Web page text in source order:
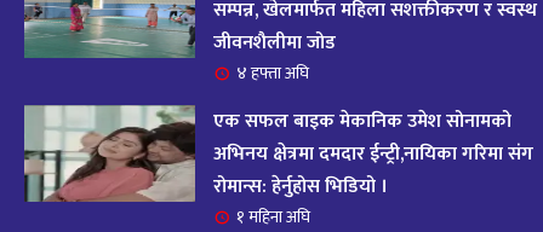
१६ आजको राशिफल – २०८२ साल भाद्र १० गते, मंगलबार
१७ आजको राशिफल – २०८२ साल भाद्र १० गते, मंगलबार
११ महिना अघि
सम्पन्न, खेलमार्फत महिला सशक्तीकरण र स्वस्थ
जीवनशैलीमा जोड
४ हफ्ता अघि
एक सफल बाइक मेकानिक उमेश सोनामको
अभिनय क्षेत्रमा दमदार ईन्ट्री,नायिका गरिमा संग
रोमान्स: हेर्नुहोस भिडियो ।
१ महिना अघि